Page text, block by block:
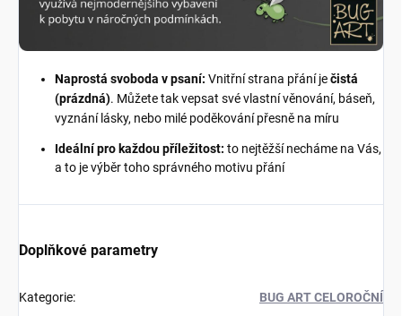
Naprostá svoboda v psaní: Vnitřní strana přání ječistá
(prázdná). Můžete tak vepsat své vlastní věnování, báseň,
vyznání lásky, nebo milé poděkování přesně na míru
Ideální pro každou příležitost: to nejtěžší necháme na Vás,
a to je výběr toho správného motivu přání
Doplňkové parametry
Kategorie: BUG ART CELOROČNÍ